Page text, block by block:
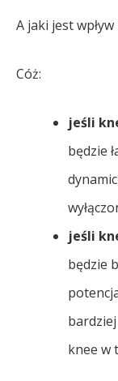
A jaki jest
Cóż:
jeśli
będzie
jeśli
będzie
knee w